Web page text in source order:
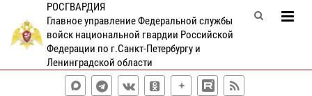
РОСГВАРДИЯ
Главное управление Федеральной службы
войск национальной гвардии Российской
Федерации по г.Санкт-Петербургу и
Ленинградской области